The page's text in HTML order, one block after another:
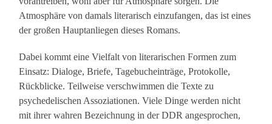
Atmosphäre von damals literarisch einzufangen, das ist eines
der großen Hauptanliegen dieses Romans.
Dabei kommt eine Vielfalt von literarischen Formen zum
Einsatz: Dialoge, Briefe, Tagebucheinträge, Protokolle,
Rückblicke. Teilweise verschwimmen die Texte zu
psychedelischen Assoziationen. Viele Dinge werden nicht
mit ihrer wahren Bezeichnung in der DDR angesprochen,